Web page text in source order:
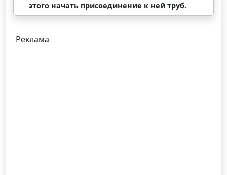
этого начать присоединение к ней труб.
Реклама